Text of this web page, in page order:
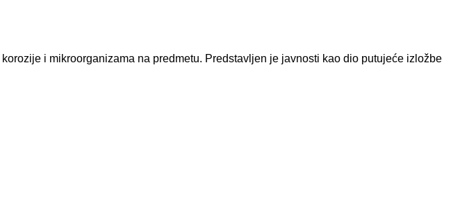
i mikroorganizama na predmetu. Predstavljen je javnosti kao dio putujeće izložbe